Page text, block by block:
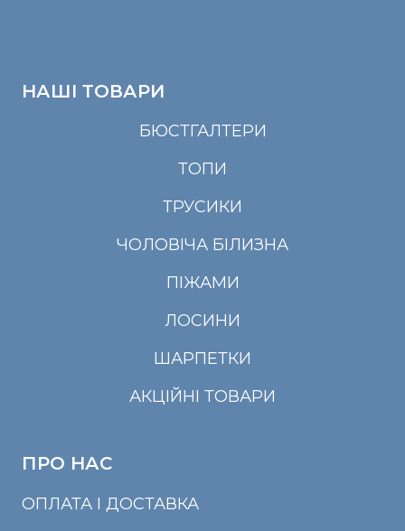
НАШІ ТОВАРИ
БЮСТГАЛТЕРИ
ТОПИ
ТРУСИКИ
ЧОЛОВІЧА БІЛИЗНА
ПІЖАМИ
ЛОСИНИ
ШАРПЕТКИ
АКЦІЙНІ ТОВАРИ
ПРО НАС
ОПЛАТА І ДОСТАВКА